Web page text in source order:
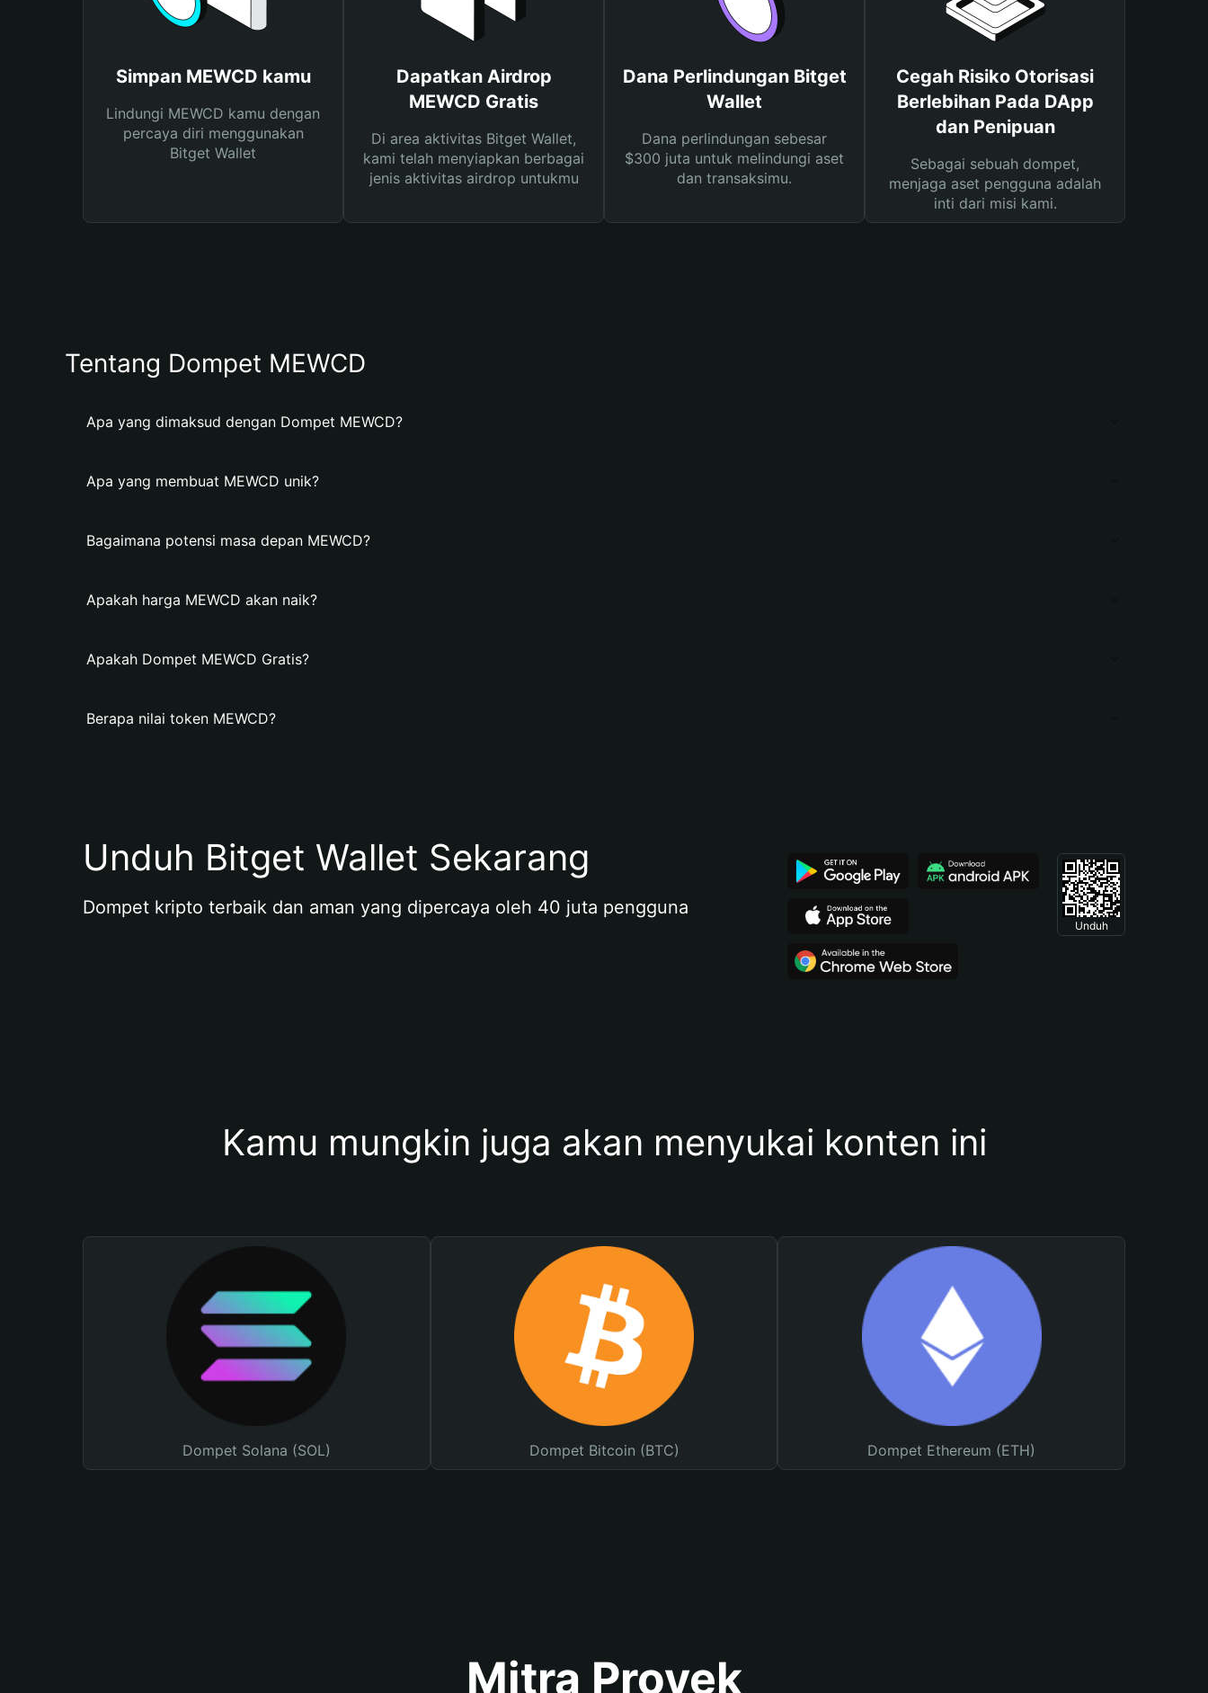
Simpan MEWCD kamu
Lindungi MEWCD kamu dengan
percaya diri menggunakan
Bitget Wallet
Dapatkan Airdrop
MEWCD Gratis
Di area aktivitas Bitget Wallet,
kami telah menyiapkan berbagai
jenis aktivitas airdrop untukmu
Dana Perlindungan Bitget
Wallet
Dana perlindungan sebesar
$300 juta untuk melindungi aset
dan transaksimu.
Cegah Risiko Otorisasi
Berlebihan Pada DApp
dan Penipuan
Sebagai sebuah dompet,
menjaga aset pengguna adalah
inti dari misi kami.
Tentang Dompet MEWCD
Apa yang dimaksud dengan Dompet MEWCD?
Apa yang membuat MEWCD unik?
Bagaimana potensi masa depan MEWCD?
Apakah harga MEWCD akan naik?
Apakah Dompet MEWCD Gratis?
Berapa nilai token MEWCD?
Unduh Bitget Wallet Sekarang
Dompet kripto terbaik dan aman yang dipercaya oleh 40 juta pengguna
Unduh
Kamu mungkin juga akan menyukai konten ini
Dompet Solana (SOL) Dompet Bitcoin (BTC) Dompet Ethereum (ETH)
Mitra Proyek